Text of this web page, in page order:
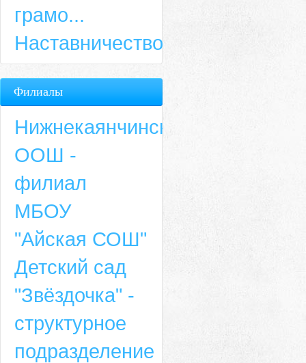
грамо...
Наставничество
Филиалы
Нижнекаянчинская
ООШ -
филиал
МБОУ
"Айская СОШ"
Детский сад
"Звёздочка" -
структурное
подразделение